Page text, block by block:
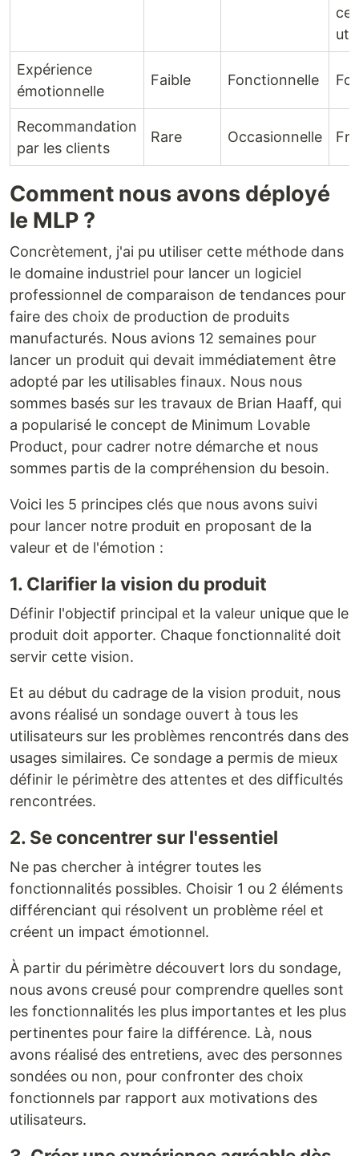
Expérience
émotionnelle
Faible Fonctionnelle
Recommandation
par les clients
Rare Occasionnelle
Comment nous avons déployé
le MLP ?
Concrètement, j'ai pu utiliser cette méthode dans
le domaine industriel pour lancer un logiciel
professionnel de comparaison de tendances pour
faire des choix de production de produits
manufacturés. Nous avions 12 semaines pour
lancer un produit qui devait immédiatement être
adopté par les utilisables finaux. Nous nous
sommes basés sur les travaux de Brian Haaff, qui
a popularisé le concept de Minimum Lovable
Product, pour cadrer notre démarche et nous
sommes partis de la compréhension du besoin.
Voici les 5 principes clés que nous avons suivi
pour lancer notre produit en proposant de la
valeur et de l'émotion :
1. Clarifier la vision du produit
Définir l'objectif principal et la valeur unique que le
produit doit apporter. Chaque fonctionnalité doit
servir cette vision.
Et au début du cadrage de la vision produit, nous
avons réalisé un sondage ouvert à tous les
utilisateurs sur les problèmes rencontrés dans des
usages similaires. Ce sondage a permis de mieux
définir le périmètre des attentes et des difficultés
rencontrées.
2. Se concentrer sur l'essentiel
Ne pas chercher à intégrer toutes les
fonctionnalités possibles. Choisir 1 ou 2 éléments
différenciant qui résolvent un problème réel et
créent un impact émotionnel.
À partir du périmètre découvert lors du sondage,
nous avons creusé pour comprendre quelles sont
les fonctionnalités les plus importantes et les plus
pertinentes pour faire la différence. Là, nous
avons réalisé des entretiens, avec des personnes
sondées ou non, pour confronter des choix
fonctionnels par rapport aux motivations des
utilisateurs.